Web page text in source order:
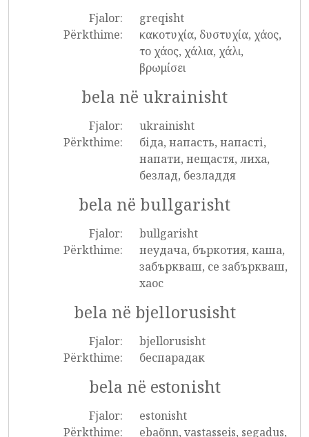
Fjalor:
greqisht
Përkthime:
κακοτυχία, δυστυχία, χάος,
το χάος, χάλια, χάλι,
βρωμίσει
bela në ukrainisht
Fjalor:
ukrainisht
Përkthime:
біда, напасть, напасті,
напати, нещастя, лиха,
безлад, безладдя
bela në bullgarisht
Fjalor:
bullgarisht
Përkthime:
неудача, бъркотия, каша,
забъркваш, се забъркваш,
хаос
bela në bjellorusisht
Fjalor:
bjellorusisht
Përkthime:
беспарадак
bela në estonisht
Fjalor:
estonisht
Përkthime:
ebaõnn, vastasseis, segadus,